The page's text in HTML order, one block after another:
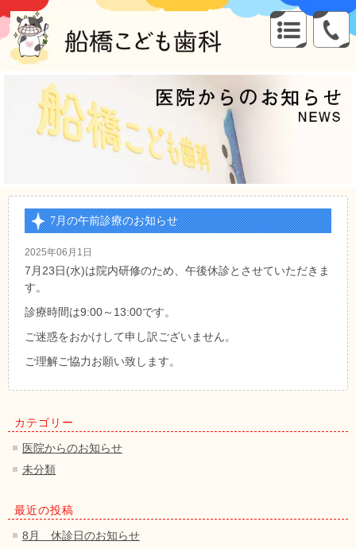
7月の午前診療のお知らせ
2025年06月1日
7月23日(水)は院内研修のため、午後休診とさせていただきま
す。
診療時間は9:00～13:00です。
ご迷惑をおかけして申し訳ございません。
ご理解ご協力お願い致します。
カテゴリー
医院からのお知らせ
未分類
最近の投稿
8月 休診日のお知らせ